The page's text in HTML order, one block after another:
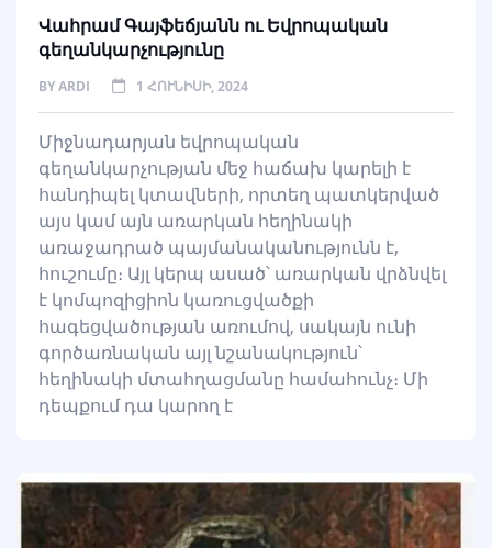
Վահրամ Գայֆեճյանն ու Եվրոպական
գեղանկարչությունը
BYARDI 1 ՀՈՒՆԻՍԻ, 2024
Միջնադարյան եվրոպական
գեղանկարչության մեջ հաճախ կարելի է
հանդիպել կտավների, որտեղ պատկերված
այս կամ այն առարկան հեղինակի
առաջադրած պայմանականությունն է,
հուշումը։ Այլ կերպ ասած՝ առարկան վրձնվել
է կոմպոզիցիոն կառուցվածքի
հագեցվածության առումով, սակայն ունի
գործառնական այլ նշանակություն՝
հեղինակի մտահղացմանը համահունչ։ Մի
դեպքում դա կարող է